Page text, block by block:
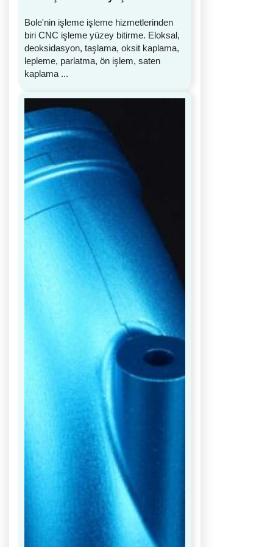
Bole'nin işleme işleme hizmetlerinden
biri CNC işleme yüzey bitirme. Eloksal,
deoksidasyon, taşlama, oksit kaplama,
lepleme, parlatma, ön işlem, saten
kaplama ...